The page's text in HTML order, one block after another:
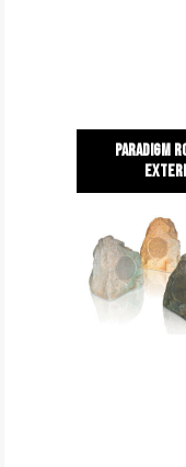
Paradigm